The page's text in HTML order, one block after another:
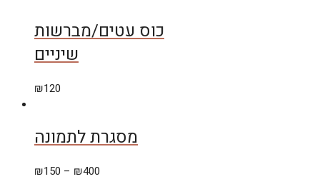
כוס עטים/מברשות
שיניים
₪120
מסגרת לתמונה
₪150 – ₪400